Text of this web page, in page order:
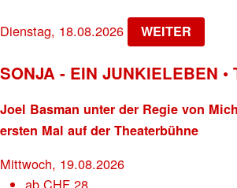
Dienstag, 18.08.2026 WEITER
SONJA - EIN JUNKIELEBEN •
Joel Basman unter der Regie von
ersten Mal auf der Theaterbühne
Mittwoch, 19.08.2026